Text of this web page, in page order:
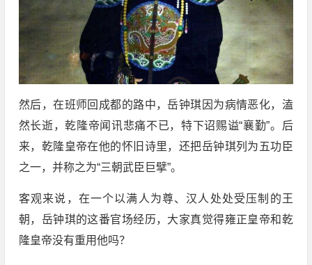
然后，在班师回成都的路中，岳钟琪因为病情恶化，溘
然长逝，乾隆帝闻讯悲痛不已，特下诏赐谥“襄勤”。后
来，乾隆皇帝在他的怀旧诗里，还把岳钟琪列为五功臣
之一，并称之为“三朝武臣巨擘”。
客观来说，在一个以满人为尊、汉人处处受压制的王
朝，岳钟琪的这番官场经历，大家真觉得雍正皇帝和乾
隆皇帝没有重用他吗？